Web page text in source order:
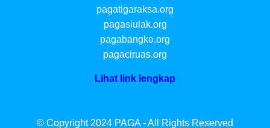
pagatigaraksa.org
pagasiulak.org
pagabangko.org
pagaciruas.org
Lihat link lengkap
© Copyright 2024 PAGA - All Rights Reserved